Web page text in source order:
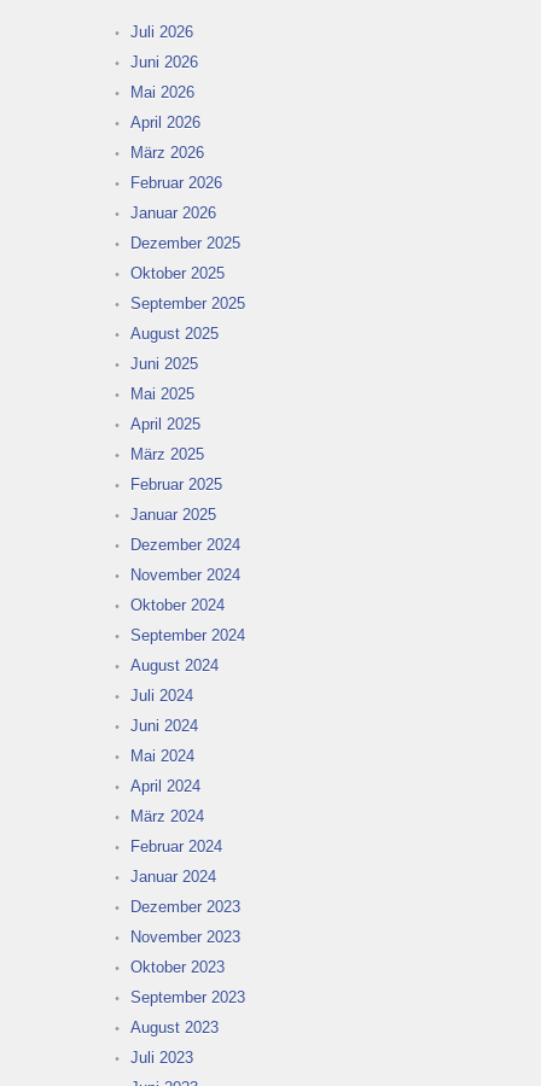
Juli 2026
Juni 2026
Mai 2026
April 2026
März 2026
Februar 2026
Januar 2026
Dezember 2025
Oktober 2025
September 2025
August 2025
Juni 2025
Mai 2025
April 2025
März 2025
Februar 2025
Januar 2025
Dezember 2024
November 2024
Oktober 2024
September 2024
August 2024
Juli 2024
Juni 2024
Mai 2024
April 2024
März 2024
Februar 2024
Januar 2024
Dezember 2023
November 2023
Oktober 2023
September 2023
August 2023
Juli 2023